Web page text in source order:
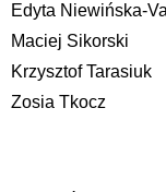
Edyta Niewińska-
Maciej Sikorski
Krzysztof Tarasiuk
Zosia Tkocz